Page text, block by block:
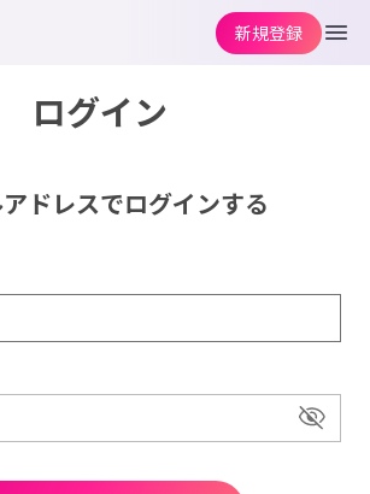
ログイン
ドレスでログインする
新規登録